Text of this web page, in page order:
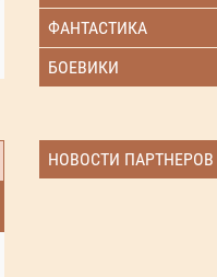
ФАНТАСТИКА
БОЕВИКИ
НОВОСТИ ПАРТНЕРОВ